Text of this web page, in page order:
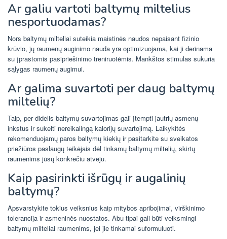
Ar galiu vartoti baltymų miltelius
nesportuodamas?
Nors baltymų milteliai suteikia maistinės naudos nepaisant fizinio
krūvio, jų raumenų auginimo nauda yra optimizuojama, kai ji derinama
su įprastomis pasipriešinimo treniruotėmis. Mankštos stimulas sukuria
sąlygas raumenų augimui.
Ar galima suvartoti per daug baltymų
miltelių?
Taip, per didelis baltymų suvartojimas gali įtempti jautrių asmenų
inkstus ir sukelti nereikalingą kalorijų suvartojimą. Laikykitės
rekomenduojamų paros baltymų kiekių ir pasitarkite su sveikatos
priežiūros paslaugų teikėjais dėl tinkamų baltymų miltelių, skirtų
raumenims jūsų konkrečiu atveju.
Kaip pasirinkti išrūgų ir augalinių
baltymų?
Apsvarstykite tokius veiksnius kaip mitybos apribojimai, virškinimo
tolerancija ir asmeninės nuostatos. Abu tipai gali būti veiksmingi
baltymų milteliai raumenims, jei jie tinkamai suformuluoti.